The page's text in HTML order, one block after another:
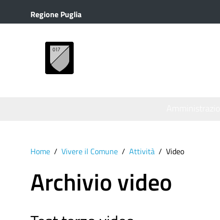
Regione Puglia
Home Vivere il Comune Attività Video
Archivio video